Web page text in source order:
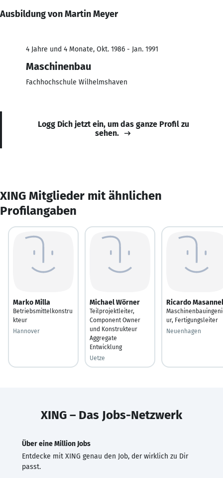
Ausbildung von Martin Meyer
4 Jahre und 4 Monate, Okt. 1986 - Jan. 1991
Maschinenbau
Fachhochschule Wilhelmshaven
Logg Dich jetzt ein, um das ganze Profil zu
sehen.
XING Mitglieder mit ähnlichen
Profilangaben
Marko Milla
Betriebsmittelkonstru
kteur
Hannover
Michael Wörner
Teilprojektleiter,
Component Owner
und Konstrukteur
Aggregate
Entwicklung
Uetze
Ricardo
ur, Fertigungsleiter
Neuenhagen
XING – Das Jobs-Netzwerk
Über eine Million Jobs
Entdecke mit XING genau den Job, der wirklich zu Dir
passt.